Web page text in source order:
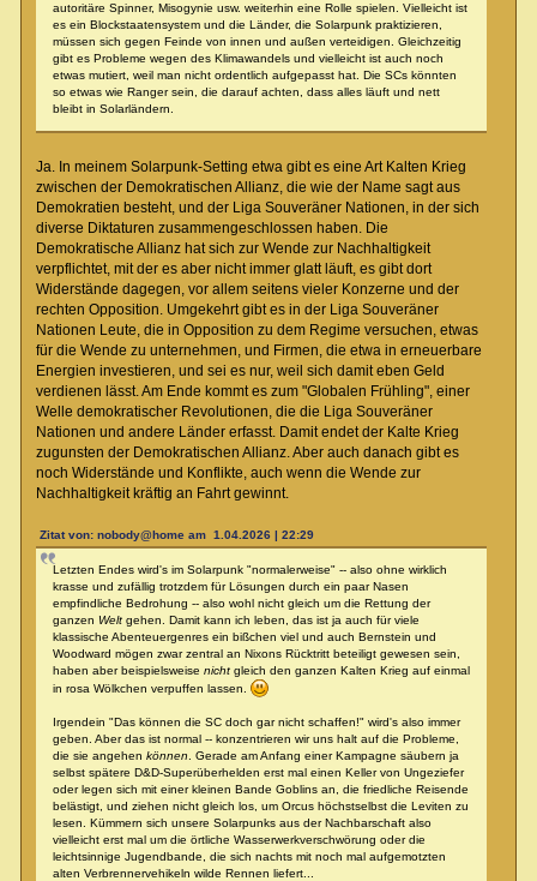
autoritäre Spinner, Misogynie usw. weiterhin eine Rolle spielen. Vielleicht ist
es ein Blockstaatensystem und die Länder, die Solarpunk praktizieren,
müssen sich gegen Feinde von innen und außen verteidigen. Gleichzeitig
gibt es Probleme wegen des Klimawandels und vielleicht ist auch noch
etwas mutiert, weil man nicht ordentlich aufgepasst hat. Die SCs könnten
so etwas wie Ranger sein, die darauf achten, dass alles läuft und nett
bleibt in Solarländern.
Ja. In meinem Solarpunk-Setting etwa gibt es eine Art Kalten Krieg
zwischen der Demokratischen Allianz, die wie der Name sagt aus
Demokratien besteht, und der Liga Souveräner Nationen, in der sich
diverse Diktaturen zusammengeschlossen haben. Die
Demokratische Allianz hat sich zur Wende zur Nachhaltigkeit
verpflichtet, mit der es aber nicht immer glatt läuft, es gibt dort
Widerstände dagegen, vor allem seitens vieler Konzerne und der
rechten Opposition. Umgekehrt gibt es in der Liga Souveräner
Nationen Leute, die in Opposition zu dem Regime versuchen, etwas
für die Wende zu unternehmen, und Firmen, die etwa in erneuerbare
Energien investieren, und sei es nur, weil sich damit eben Geld
verdienen lässt. Am Ende kommt es zum "Globalen Frühling", einer
Welle demokratischer Revolutionen, die die Liga Souveräner
Nationen und andere Länder erfasst. Damit endet der Kalte Krieg
zugunsten der Demokratischen Allianz. Aber auch danach gibt es
noch Widerstände und Konflikte, auch wenn die Wende zur
Nachhaltigkeit kräftig an Fahrt gewinnt.
Zitat von: nobody@home am 1.04.2026 | 22:29
Letzten Endes wird's im Solarpunk "normalerweise" -- also ohne wirklich
krasse und zufällig trotzdem für Lösungen durch ein paar Nasen
empfindliche Bedrohung -- also wohl nicht gleich um die Rettung der
ganzen Weltgehen. Damit kann ich leben, das ist ja auch für viele
klassische Abenteuergenres ein bißchen viel und auch Bernstein und
Woodward mögen zwar zentral an Nixons Rücktritt beteiligt gewesen sein,
haben aber beispielsweise nichtgleich den ganzen Kalten Krieg auf einmal
in rosa Wölkchen verpuffen lassen.
Irgendein "Das können die SC doch gar nicht schaffen!" wird's also immer
geben. Aber das ist normal -- konzentrieren wir uns halt auf die Probleme,
die sie angehen können . Gerade am Anfang einer Kampagne säubern ja
selbst spätere D&D-Superüberhelden erst mal einen Keller von Ungeziefer
oder legen sich mit einer kleinen Bande Goblins an, die friedliche Reisende
belästigt, und ziehen nicht gleich los, um Orcus höchstselbst die Leviten zu
lesen. Kümmern sich unsere Solarpunks aus der Nachbarschaft also
vielleicht erst mal um die örtliche Wasserwerkverschwörung oder die
leichtsinnige Jugendbande, die sich nachts mit noch mal aufgemotzten
alten Verbrennervehikeln wilde Rennen liefert...